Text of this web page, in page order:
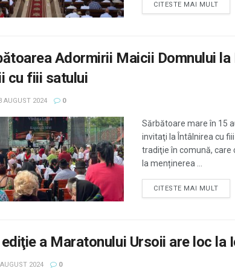
CITESTE MAI MULT
Adormirii Maicii Domnului
cu fiii satului
AUGUST 2024 0
Sărbătoare mare în 15
invitaţi la Întâlnirea cu
tradiţie în comună, care
la menținerea ...
CITESTE MAI MULT
ediţie a Maratonului Ursoii are loc la
2024 0